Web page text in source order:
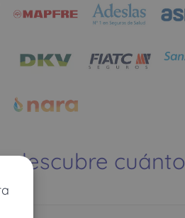
descubre cuánto